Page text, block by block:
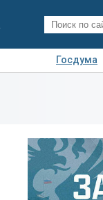
Госдума